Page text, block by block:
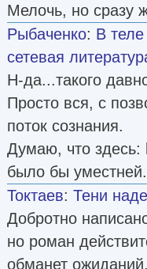
Мелочь, но сразу
Рыбаченко: В
сетевая
Н-да...такого
Просто вся, с
поток сознания.
Думаю, что здесь:
было бы уместней.
Токтаев: Тени
Добротно
но роман
обманет ожиданий.